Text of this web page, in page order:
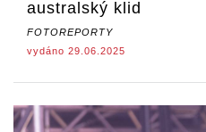
australský klid
FOTOREPORTY
vydáno 29.06.2025